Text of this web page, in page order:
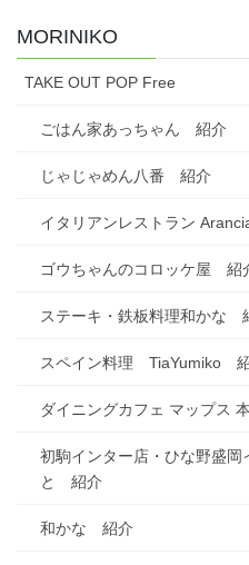
MORINIKO
TAKE OUT POP Free
ごはん家あっちゃん 紹介
じゃじゃめん八番 紹介
イタリアンレストラン
ゴウちゃんのコロッケ屋 紹
ステーキ・鉄板料理和かな
スペイン料理 TiaYumiko
ダイニングカフェ マップス
初駒インター店・ひな野盛
と 紹介
和かな 紹介